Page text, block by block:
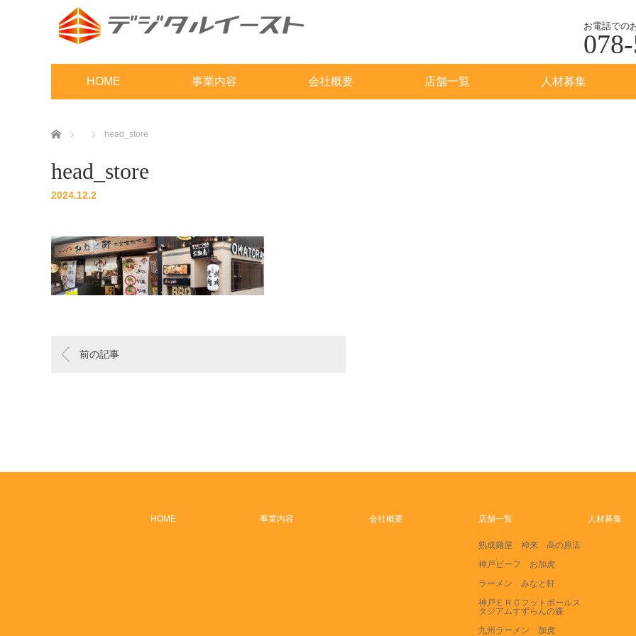
お電話での
HOME 事業内容 会社概要 店舗一覧 人材募集
ホーム head_store
head_store
2024.12.2
前の記事
HOME 事業内容 会社概要 店舗一覧
熟成麺屋 神来 高の原店
神戸ビーフ お加虎
ラーメン みなと軒
神戸ＥＲＣフットボールス
タジアムすずらんの森
九州ラーメン 加虎
人材募集